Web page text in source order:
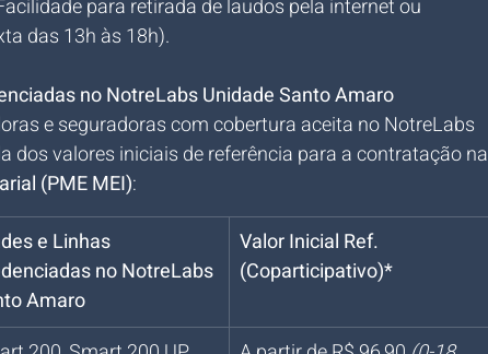
para retirada de laudos pela internet ou
das 13h às 18h).
no NotreLabs Unidade Santo Amaro
e seguradoras com cobertura aceita no NotreLabs
dos valores iniciais de referência para a contratação na
(PME MEI):
e Linhas
no NotreLabs
Amaro
Valor Inicial Ref.
(Coparticipativo)*